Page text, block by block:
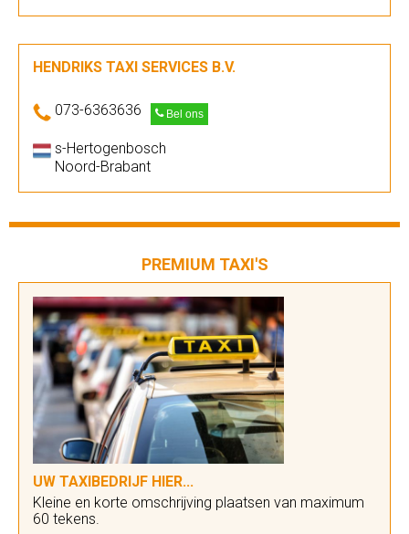
HENDRIKS TAXI SERVICES B.V.
073-6363636 Bel ons
s-Hertogenbosch
Noord-Brabant
PREMIUM TAXI'S
UW TAXIBEDRIJF HIER...
Kleine en korte omschrijving plaatsen van maximum
60 tekens.